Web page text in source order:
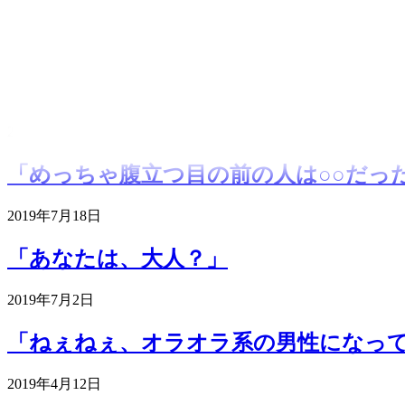
「めっちゃ腹立つ目の前の人は○○だっ
2019年7月18日
「あなたは、大人？」
2019年7月2日
「ねぇねぇ、オラオラ系の男性になっ
2019年4月12日